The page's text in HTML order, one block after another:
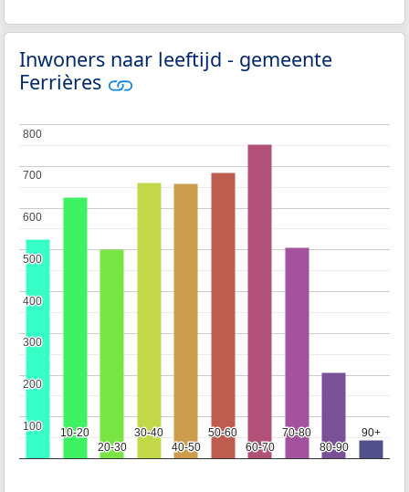
Inwoners naar leeftijd - gemeente
Ferrières
10-20
10-20
20-30
20-30
30-40
30-40
40-50
40-50
50-60
50-60
60-70
60-70
70-80
70-80
80-90
80-90
90+
90+
100
100
200
200
300
300
400
400
500
500
600
600
700
700
800
800